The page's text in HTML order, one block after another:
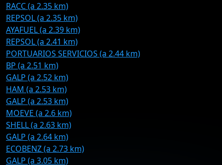
RACC (a 2.35 km)
REPSOL (a 2.35 km)
AYAFUEL (a 2.39 km)
REPSOL (a 2.41 km)
PORTUARIOS SERVICIOS (a 2.44 km)
BP (a 2.51 km)
GALP (a 2.52 km)
HAM (a 2.53 km)
GALP (a 2.53 km)
MOEVE (a 2.6 km)
SHELL (a 2.63 km)
GALP (a 2.64 km)
ECOBENZ (a 2.73 km)
GALP (a 3.05 km)